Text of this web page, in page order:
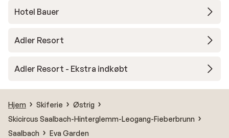
Hotel Bauer
Adler Resort
Adler Resort - Ekstra indkøbt
Hjem Skiferie
Østrig
Skicircus Saalbach-Hinterglemm-Leogang-Fieberbrunn
Saalbach
Eva Garden